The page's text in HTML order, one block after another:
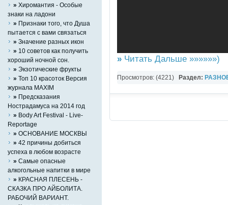
» Читать Дальше »»»»»»)
Просмотров: (4221) Раздел:
» Хиромантия - Особые
знаки на ладони
» Признаки того, что Душа
пытается с вами связаться
» Значение разных икон
» 10 советов как получить
хороший нoчной сон.
» Экзотические фрукты
» Топ 10 красоток Версия
журнала MAXIM
» Предсказания
Нострадамуса на 2014 год
» Body Art Festival - Live-
Reportage
» ОСНОВАНИЕ МОСКВЫ
» 42 причины добиться
успеха в любом возрасте
» Cамые опасные
алкогольные напитки в мире
» КРАСНАЯ ПЛЕСЕНЬ -
СКАЗКА ПРО АЙБОЛИТА.
РАБОЧИЙ ВАРИАНТ.